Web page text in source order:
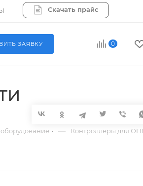
Скачать прайс
0
ЗАЯВКУ
— Контроллеры для